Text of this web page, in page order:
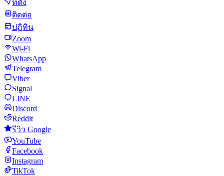
ที่ตั้ง
ติดต่อ
ปฏิทิน
Zoom
Wi-Fi
WhatsApp
Telegram
Viber
Signal
LINE
Discord
Reddit
รีวิว Google
YouTube
Facebook
Instagram
TikTok